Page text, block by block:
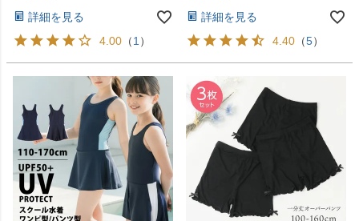
詳細を見る
4.00 （1 ）
詳細を見る
4.40 （5）